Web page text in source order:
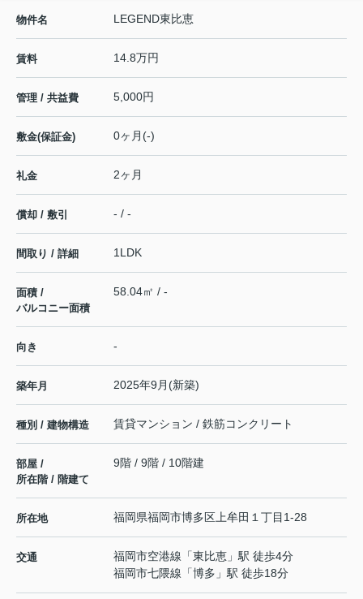
物件名 LEGEND東比恵
賃料 14.8万円
管理 / 共益費 5,000円
敷金(保証金) 0ヶ月(-)
礼金 2ヶ月
償却 / 敷引 - / -
間取り / 詳細 1LDK
面積 /
バルコニー面積
58.04㎡ / -
向き -
築年月 2025年9月(新築)
種別 / 建物構造 賃貸マンション / 鉄筋コンクリート
部屋 /
所在階 / 階建て
9階 / 9階 / 10階建
所在地 福岡県福岡市博多区 上牟田 １丁目1-28
交通 福岡市空港線 「東比恵 」駅 徒歩4分
福岡市七隈線 「博多 」駅 徒歩18分